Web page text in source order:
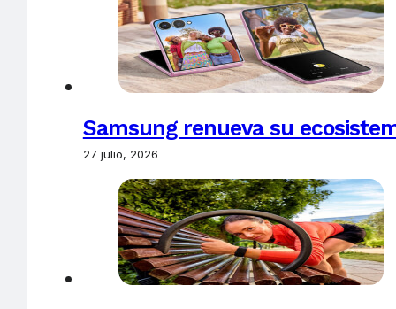
Samsung renueva su
27 julio, 2026